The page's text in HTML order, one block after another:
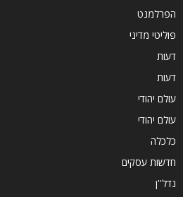
הפרלמנט
פוליטי מדיני
דעות
דעות
עולם יהודי
עולם יהודי
כלכלה
חדשות עסקים
נדל''ן